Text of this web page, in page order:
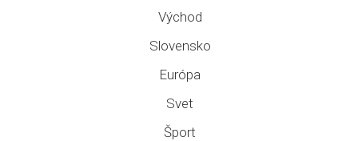
Východ
Slovensko
Európa
Svet
Šport